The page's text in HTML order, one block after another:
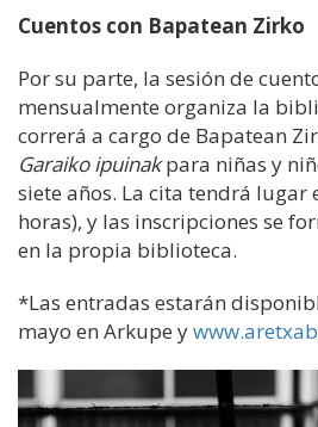
Cuentos con Bapatean Zirko
Por su parte, la sesión de
mensualmente organiza la
correrá a cargo de Bapatean
Garaiko ipuinakpara niñas y
siete años. La cita tendrá lugar
horas), y las inscripciones se
en la propia biblioteca.
*Las entradas estarán
mayo en Arkupe y